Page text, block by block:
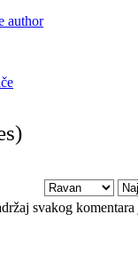
author
svakog